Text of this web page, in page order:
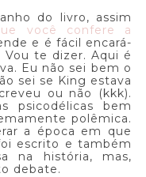
do livro, assim
você confere a
e é fácil encará-
te dizer. Aqui é
Eu não sei bem o
sei se King estava
ou não (kkk).
psicodélicas bem
polêmica.
a época em que
escrito e também
na história, mas,
debate.